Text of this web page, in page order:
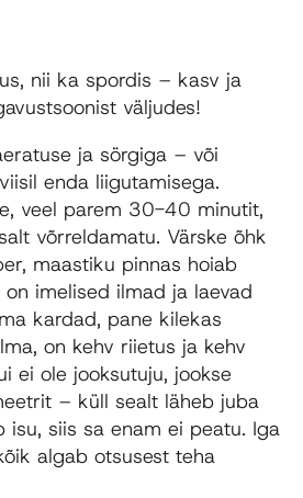
nii ka spordis – kasv ja
väljudes!
ja sörgiga – või
enda liigutamisega.
veel parem 30-40 minutit,
võrreldamatu. Värske õhk
maastiku pinnas hoiab
imelised ilmad ja laevad
kardad, pane kilekas
on kehv riietus ja kehv
ei ole jooksutuju, jookse
– küll sealt läheb juba
isu, siis sa enam ei peatu. Iga
algab otsusest teha